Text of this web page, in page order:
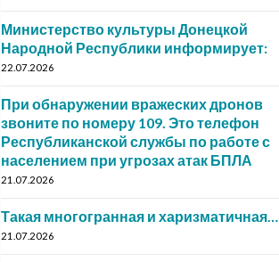
Министерство культуры Донецкой
Народной Республики информирует:
22.07.2026
При обнаружении вражеских дронов
звоните по номеру 109. Это телефон
Республиканской службы по работе с
населением при угрозах атак БПЛА
21.07.2026
Такая многогранная и харизматичная…
21.07.2026